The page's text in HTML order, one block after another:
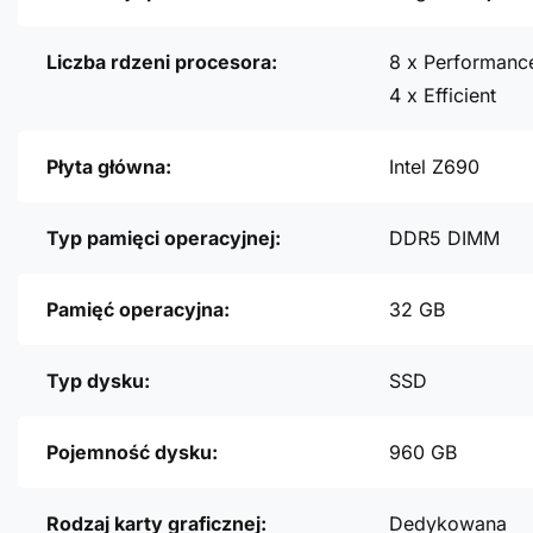
Liczba rdzeni procesora:
8 x
4 x Efficient
Płyta główna: Intel Z690
Typ pamięci operacyjnej: DDR5 DIMM
Pamięć operacyjna: 32 GB
Typ dysku: SSD
Pojemność dysku: 960 GB
Rodzaj karty graficznej: Dedykowana